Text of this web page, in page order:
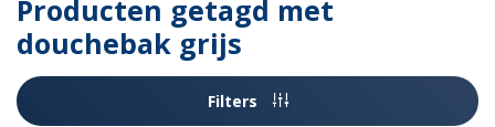
Producten getagd met
douchebak grijs
Filters